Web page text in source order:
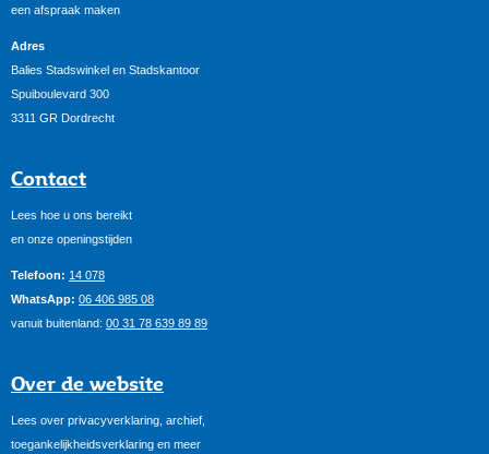
een afspraak maken
Adres
Balies Stadswinkel en Stadskantoor
Spuiboulevard 300
3311 GR Dordrecht
Contact
Lees hoe u ons bereikt
en onze openingstijden
Telefoon: 14 078
WhatsApp: 06 406 985 08
vanuit buitenland: 00 31 78 639 89 89
Over de website
Lees over privacyverklaring, archief,
toegankelijkheidsverklaring en meer